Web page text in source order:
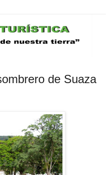
de Suaza